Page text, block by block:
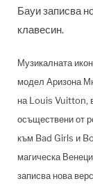
Бауи записва
клавесин.
Музикалната
модел Аризона
на Louis Vuitton,
осъществени от
към Bad Girls и
магическа
записва нова